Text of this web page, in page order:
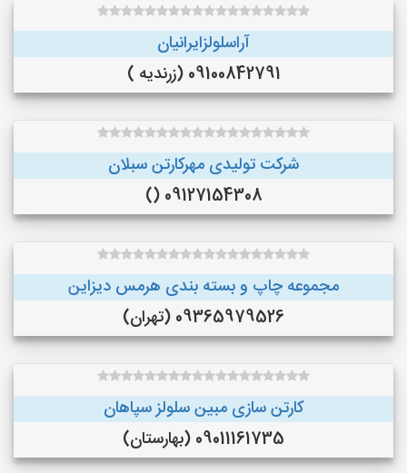
آراسلولزایرانیان
09100842791 (زرندیه )
شرکت تولیدی مهرکارتن سبلان
09127154308 ()
مجموعه چاپ و بسته بندی هرمس دیزاین
09365979526 (تهران)
کارتن سازی مبین سلولز سپاهان
09011161735 (بهارستان)